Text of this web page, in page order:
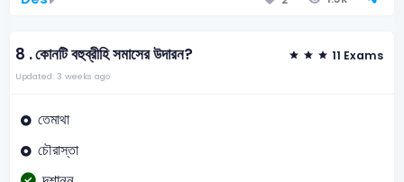
8 .কোনটি বহুব্রীহি সমাসের উদারন? 11 Exams
Updated: 3 weeks ago
তেমাথা
চৌরাস্তা